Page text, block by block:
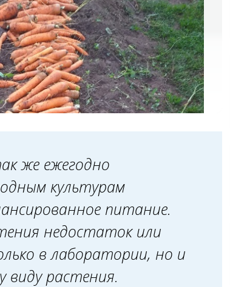
же ежегодно
культурам
питание.
недостаток или
в лаборатории, но и
виду растения.